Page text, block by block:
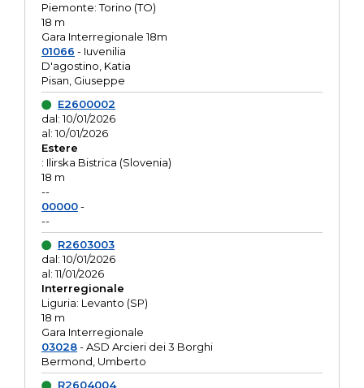
Piemonte: Torino (TO)
18 m
Gara Interregionale 18m
01066 - Iuvenilia
D'agostino, Katia
Pisan, Giuseppe
E2600002
dal: 10/01/2026
al: 10/01/2026
Estere
: Ilirska Bistrica (Slovenia)
18 m
--
00000-
--
R2603003
dal: 10/01/2026
al: 11/01/2026
Interregionale
Liguria: Levanto (SP)
18 m
Gara Interregionale
03028- ASD Arcieri dei 3 Borghi
Bermond, Umberto
R2604004